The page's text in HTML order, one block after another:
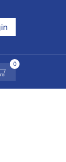
0